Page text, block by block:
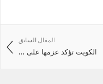
المقال السابق
الكويت تؤكد عزمها على ...